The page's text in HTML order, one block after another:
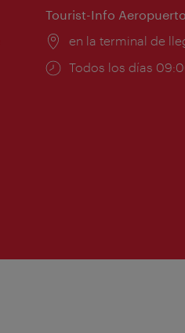
Tourist-Info
Lugar:
en la terminal de
Horarios
Todos los días